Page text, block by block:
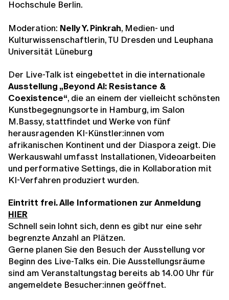
Hochschule Berlin.
Moderation: Nelly Y. Pinkrah, Medien- und
Kulturwissenschaftlerin, TU Dresden und Leuphana
Universität Lüneburg
Der Live-Talk ist eingebettet in die internationale
Ausstellung „Beyond Al: Resistance &
Coexistence“, die an einem der vielleicht schönsten
Kunstbegegnungsorte in Hamburg, im Salon
M.Bassy, stattfindet und Werke von fünf
herausragenden KI-Künstler:innen vom
afrikanischen Kontinent und der Diaspora zeigt. Die
Werkauswahl umfasst Installationen, Videoarbeiten
und performative Settings, die in Kollaboration mit
KI-Verfahren produziert wurden.
Eintritt frei. Alle Informationen zur Anmeldung
HIER
Schnell sein lohnt sich, denn es gibt nur eine sehr
begrenzte Anzahl an Plätzen.
Gerne planen Sie den Besuch der Ausstellung vor
Beginn des Live-Talks ein. Die Ausstellungsräume
sind am Veranstaltungstag bereits ab 14.00 Uhr für
angemeldete Besucher:innen geöffnet.